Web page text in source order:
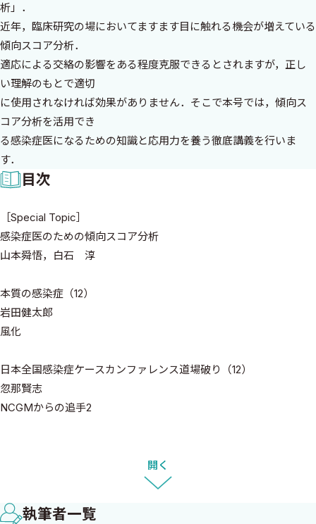
析」．
近年，臨床研究の場においてますます目に触れる機会が増えている
傾向スコア分析．
適応による交絡の影響をある程度克服できるとされますが，正し
い理解のもとで適切
に使用されなければ効果がありません．そこで本号では，傾向ス
コア分析を活用でき
る感染症医になるための知識と応用力を養う徹底講義を行いま
す．
目次
［Special Topic］
感染症医のための傾向スコア分析
山本舜悟，白石 淳
本質の感染症（12）
岩田健太郎
風化
日本全国感染症ケースカンファレンス道場破り（12）
忽那賢志
NCGMからの追手2
病原体編 ヒト乳頭腫ウイルス（HPV）はケラチンを壊し，コイ
ロサイトーシスを起こす
開く
執筆者一覧